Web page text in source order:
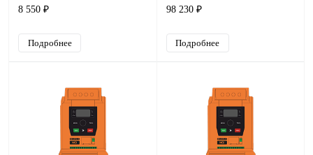
+NCI-SM, 220В, 0,4кВт, 2,3А
8 550 ₽
Подробнее
98 230 ₽
Подробнее